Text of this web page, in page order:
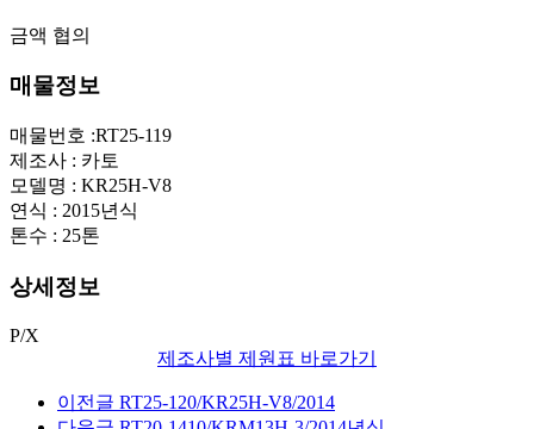
금액 협의
매물정보
매물번호 :RT25-119
제조사 : 카토
모델명 : KR25H-V8
연식 : 2015년식
톤수 : 25톤
상세정보
P/X
제조사별 제원표 바로가기
이전글 RT25-120/KR25H-V8/2014